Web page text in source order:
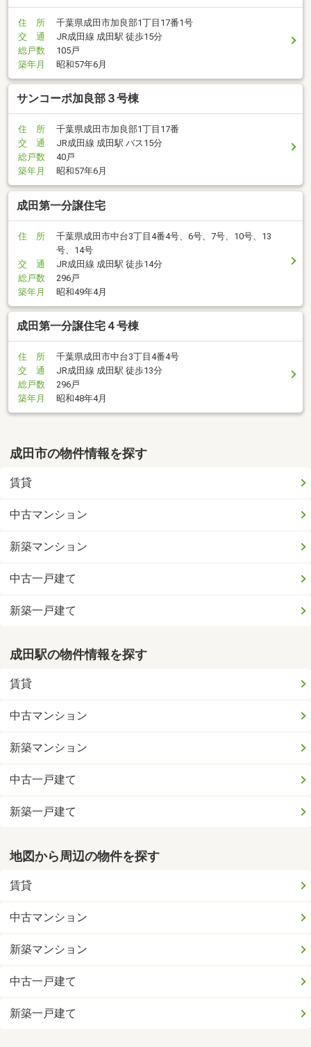
住 所
千葉県成田市加良部1丁目17番1号
交 通
JR成田線 成田駅 徒歩15分
総戸数
105戸
築年月
昭和57年6月
サンコーポ加良部３号棟
住 所
千葉県成田市加良部1丁目17番
交 通
JR成田線 成田駅 バス15分
総戸数
40戸
築年月
昭和57年6月
成田第一分譲住宅
住 所
千葉県成田市中台3丁目4番4号、6号、7号、10号、13
号、14号
交 通
JR成田線 成田駅 徒歩14分
総戸数
296戸
築年月
昭和49年4月
成田第一分譲住宅４号棟
住 所
千葉県成田市中台3丁目4番4号
交 通
JR成田線 成田駅 徒歩13分
総戸数
296戸
築年月
昭和48年4月
成田市の物件情報を探す
賃貸
中古マンション
新築マンション
中古一戸建て
新築一戸建て
成田駅の物件情報を探す
賃貸
中古マンション
新築マンション
中古一戸建て
新築一戸建て
地図から周辺の物件を探す
賃貸
中古マンション
新築マンション
中古一戸建て
新築一戸建て